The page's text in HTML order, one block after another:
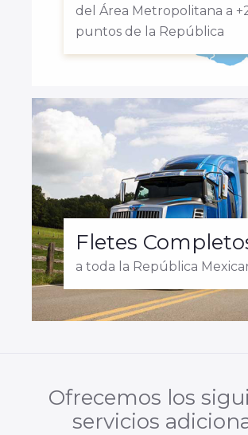
del Área Metropolitana a
puntos de la República
Fletes
a toda la República
Ofrecemos los
servicios